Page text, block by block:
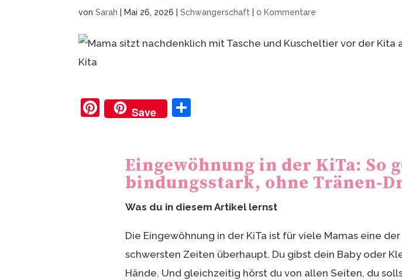
vonSarah |Mai 26, 2026 |Schwangerschaft |0 Kommentare
Pi
Save
n
Eingewöhnung in der KiTa: So
bindungsstark, ohne Tränen-
Was du in diesem Artikel lernst
Die Eingewöhnung in der KiTa ist für viele Mamas eine
schwersten Zeiten überhaupt. Du gibst dein Baby oder
Hände. Und gleichzeitig hörst du von allen Seiten, du